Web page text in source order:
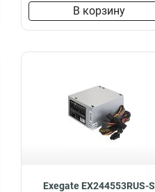
В корзину
Exegate EX244553RUS-S